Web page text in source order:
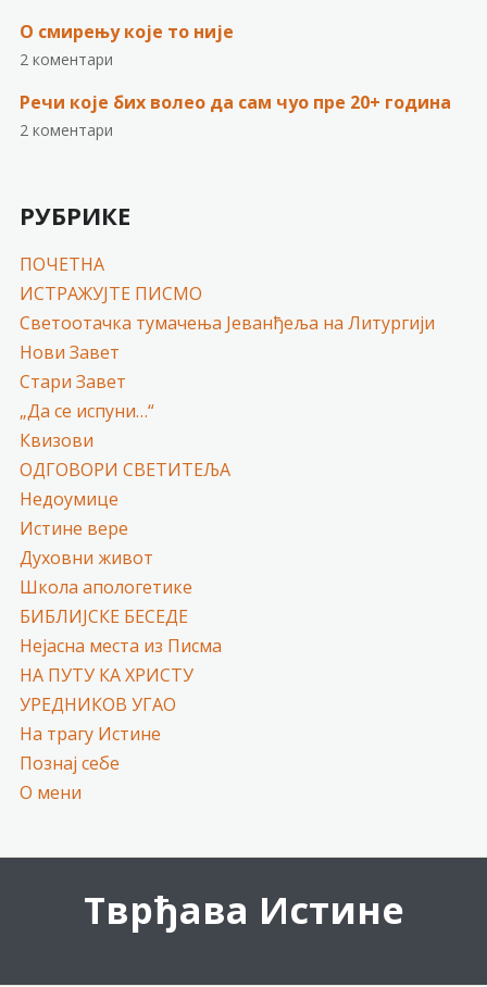
О смирењу које то није
2 коментари
Речи које бих волео да сам чуо пре 20+ година
2 коментари
РУБРИКЕ
ПОЧЕТНА
ИСТРАЖУЈТЕ ПИСМО
Светоотачка тумачења Јеванђеља на Литургији
Нови Завет
Стари Завет
„Да се испуни…“
Квизови
ОДГОВОРИ СВЕТИТЕЉА
Недоумице
Истине вере
Духовни живот
Школа апологетике
БИБЛИЈСКЕ БЕСЕДЕ
Нејасна места из Писма
НА ПУТУ КА ХРИСТУ
УРЕДНИКОВ УГАО
На трагу Истине
Познај себе
О мени
Тврђава Истине